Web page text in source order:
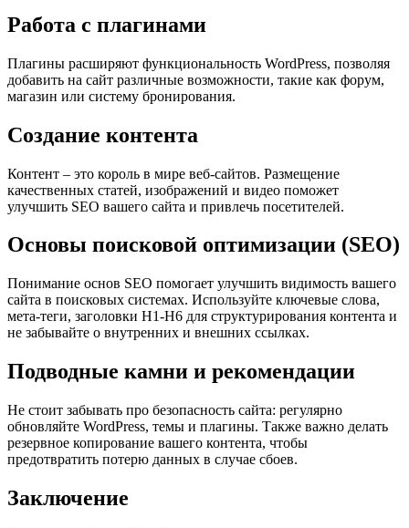
Работа с плагинами
Плагины расширяют функциональность WordPress, позволяя
добавить на сайт различные возможности, такие как форум,
магазин или систему бронирования.
Создание контента
Контент – это король в мире веб-сайтов. Размещение
качественных статей, изображений и видео поможет
улучшить SEO вашего сайта и привлечь посетителей.
Основы поисковой оптимизации (SEO)
Понимание основ SEO помогает улучшить видимость вашего
сайта в поисковых системах. Используйте ключевые слова,
мета-теги, заголовки H1-H6 для структурирования контента и
не забывайте о внутренних и внешних ссылках.
Подводные камни и рекомендации
Не стоит забывать про безопасность сайта: регулярно
обновляйте WordPress, темы и плагины. Также важно делать
резервное копирование вашего контента, чтобы
предотвратить потерю данных в случае сбоев.
Заключение